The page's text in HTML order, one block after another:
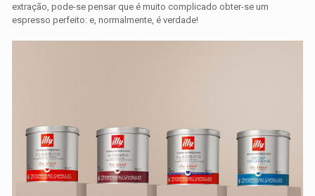
extração, pode-se pensar que é muito complicado obter-se um
espresso perfeito: e, normalmente, é verdade!